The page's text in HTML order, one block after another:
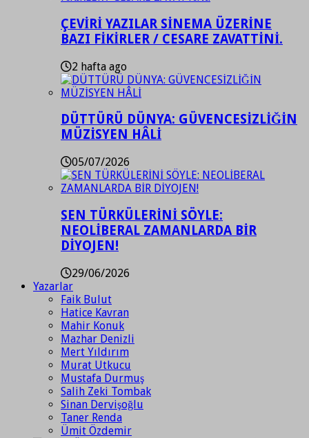
ÇEVİRİ YAZILAR SİNEMA ÜZERİNE
BAZI FİKİRLER / CESARE ZAVATTİNİ.
2 hafta ago
DÜTTÜRÜ DÜNYA: GÜVENCESİZLİĞİN
MÜZİSYEN HÂLİ
05/07/2026
SEN TÜRKÜLERİNİ SÖYLE:
NEOLİBERAL ZAMANLARDA BİR
DİYOJEN!
29/06/2026
Yazarlar
Faik Bulut
Hatice Kavran
Mahir Konuk
Mazhar Denizli
Mert Yıldırım
Murat Utkucu
Mustafa Durmuş
Salih Zeki Tombak
Sinan Dervişoğlu
Taner Renda
Ümit Özdemir